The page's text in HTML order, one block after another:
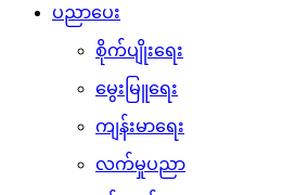
ပညာပေး
စိုက်ပျိုးရေး
မွေးမြူရေး
ကျန်းမာရေး
လက်မှုပညာ